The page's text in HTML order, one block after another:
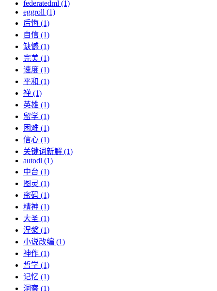
federatedml (1)
eggroll (1)
后悔 (1)
自信 (1)
缺憾 (1)
完美 (1)
速度 (1)
平和 (1)
禅 (1)
英雄 (1)
留学 (1)
困难 (1)
信心 (1)
关键词新解 (1)
autodl (1)
中台 (1)
图灵 (1)
密码 (1)
精神 (1)
大圣 (1)
涅槃 (1)
小说改编 (1)
神作 (1)
哲学 (1)
记忆 (1)
洞察 (1)